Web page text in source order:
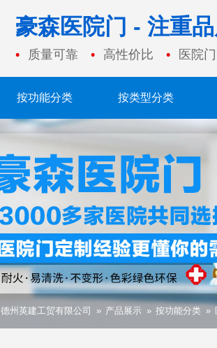
豪森医院门 - 注重
质量可靠 高性价比 医院
按功能分类 按类型分类
德州英建工贸有限公司 » 产品展示 » 按功能分类 »